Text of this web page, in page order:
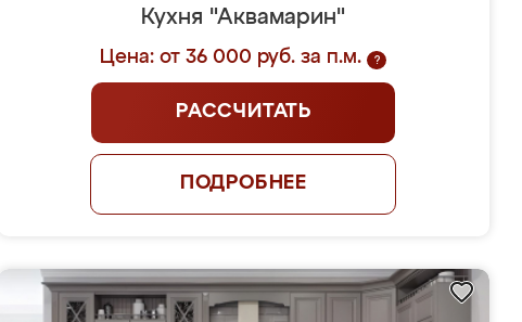
Кухня "Аквамарин"
Цена: от 36 000 руб. за п.м. ?
РАССЧИТАТЬ
ПОДРОБНЕЕ